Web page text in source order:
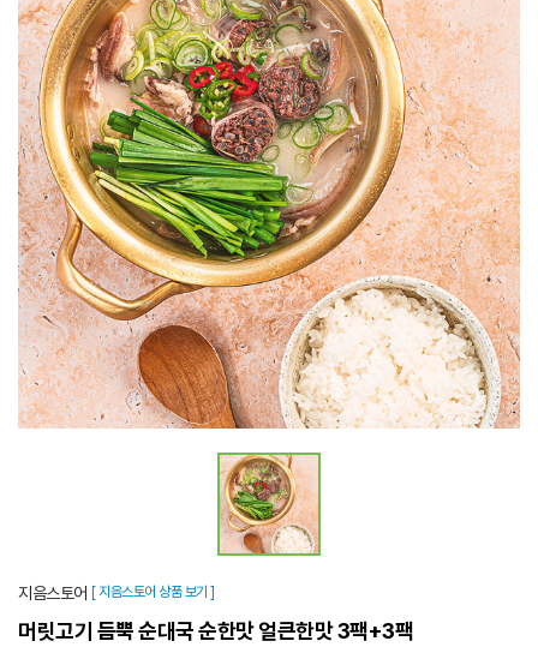
지음스토어 [ 지음스토어 상품 보기 ]
머릿고기 듬뿍 순대국 순한맛 얼큰한맛 3팩+3팩